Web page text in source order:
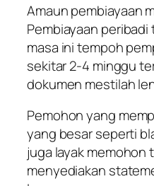
Amaun pembiayaan
Pembiayaan
masa ini tempoh
sekitar 2-4 minggu
dokumen mestilah
Pemohon yang
yang besar seperti
juga layak memohon
menyediakan